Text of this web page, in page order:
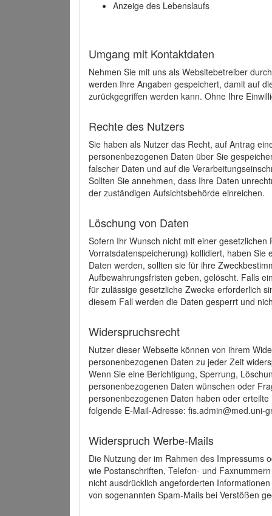
Anzeige des Lebenslaufs
Umgang mit Kontaktdaten
Nehmen Sie mit uns als Websitebetreiber
werden Ihre Angaben gespeichert, damit auf
zurückgegriffen werden kann. Ohne Ihre
Rechte des Nutzers
Sie haben als Nutzer das Recht, auf Antrag
personenbezogenen Daten über Sie
falscher Daten und auf die
Sollten Sie annehmen, dass Ihre Daten
der zuständigen Aufsichtsbehörde einreichen.
Löschung von Daten
Sofern Ihr Wunsch nicht mit einer
Vorratsdatenspeicherung) kollidiert, haben
Daten werden, sollten sie für ihre
Aufbewahrungsfristen geben, gelöscht. Falls
für zulässige gesetzliche Zwecke erforderlich
diesem Fall werden die Daten gesperrt und
Widerspruchsrecht
Nutzer dieser Webseite können von ihrem
personenbezogenen Daten zu jeder Zeit
Wenn Sie eine Berichtigung, Sperrung,
personenbezogenen Daten wünschen oder
personenbezogenen Daten haben oder
folgende E-Mail-Adresse: fis.admin@med.uni-
Widerspruch Werbe-Mails
Die Nutzung der im Rahmen des Impressums
wie Postanschriften, Telefon- und
nicht ausdrücklich angeforderten
von sogenannten Spam-Mails bei Verstößen